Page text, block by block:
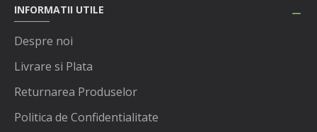
INFORMATII UTILE
Despre noi
Livrare si Plata
Returnarea Produselor
Politica de Confidentialitate